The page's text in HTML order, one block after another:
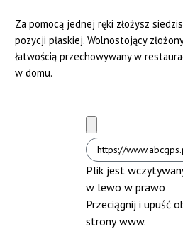
Za pomocą jednej ręki złożysz
pozycji płaskiej. Wolnostojący
łatwością przechowywany w
w domu.
Plik jest
w lewo w prawo
Przeciągnij i upuść
strony www.